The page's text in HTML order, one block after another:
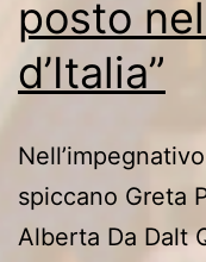
posto
d’Italia”
spiccano Greta
Alberta Da Dalt